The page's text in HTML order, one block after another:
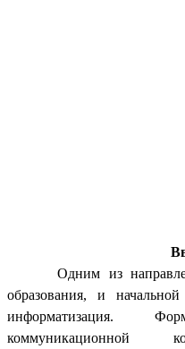
Одним из
образования, и
информатизация.
коммуникационной